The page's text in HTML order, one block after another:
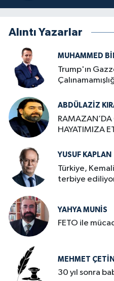
Alıntı Yazarlar
MUHAMMED
Trump'ın
ABDÜLAZIZ
HAYATIMIZA
YUSUF KAPLAN
Türkiye,
terbiye
YAHYA MUNIS
FETO ile
MEHMET
30 yıl sonra